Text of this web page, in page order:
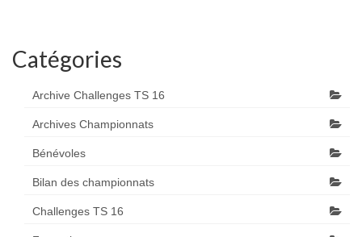
Catégories
Archive Challenges TS 16
Archives Championnats
Bénévoles
Bilan des championnats
Challenges TS 16